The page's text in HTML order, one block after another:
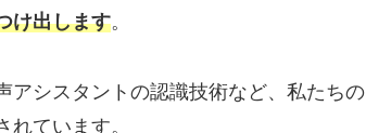
け出します。
アシスタントの認識技術など、私たちの
ています。